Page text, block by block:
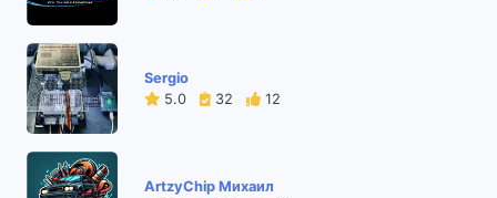
Sergio
5.0
32 12
ArtzyChip Михаил